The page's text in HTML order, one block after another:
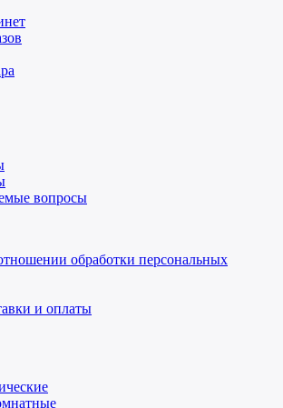
вопросы
обработки персональных
и оплаты